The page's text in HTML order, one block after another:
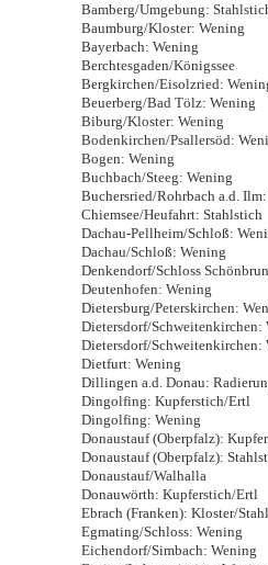
Bamberg/Umgebung:
Baumburg/Kloster: Wening
Bayerbach: Wening
Berchtesgaden/Königssee
Bergkirchen/Eisolzried:
Beuerberg/Bad Tölz: Wening
Biburg/Kloster: Wening
Bodenkirchen/Psallersöd:
Bogen: Wening
Buchbach/Steeg: Wening
Buchersried/Rohrbach a.d.
Chiemsee/Heufahrt: Stahlstich
Dachau-Pellheim/Schloß:
Dachau/Schloß: Wening
Denkendorf/Schloss
Deutenhofen: Wening
Dietersburg/Peterskirchen:
Dietersdorf/Schweitenkirchen:
Dietersdorf/Schweitenkirchen:
Dietfurt: Wening
Dillingen a.d. Donau:
Dingolfing: Kupferstich/Ertl
Dingolfing: Wening
Donaustauf (Oberpfalz):
Donaustauf (Oberpfalz):
Donaustauf/Walhalla
Donauwörth: Kupferstich/Ertl
Ebrach (Franken): Kloster/
Egmating/Schloss: Wening
Eichendorf/Simbach: Wening